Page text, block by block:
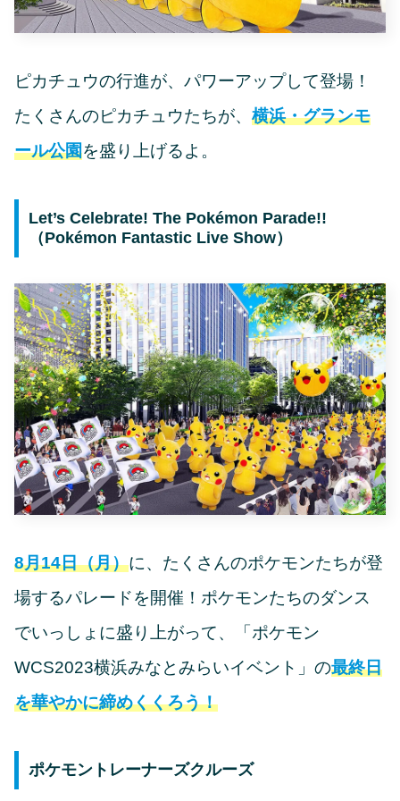
ピカチュウの行進が、パワーアップして登場！
たくさんのピカチュウたちが、 横浜・グランモ
ール公園を盛り上げるよ。
Let’s Celebrate! The Pokémon Parade!!
（Pokémon Fantastic Live Show）
8月14日（月）に、たくさんのポケモンたちが登
場するパレードを開催！ポケモンたちのダンス
でいっしょに盛り上がって、「ポケモン
WCS2023横浜みなとみらいイベント」の最終日
を華やかに締めくくろう！
ポケモントレーナーズクルーズ